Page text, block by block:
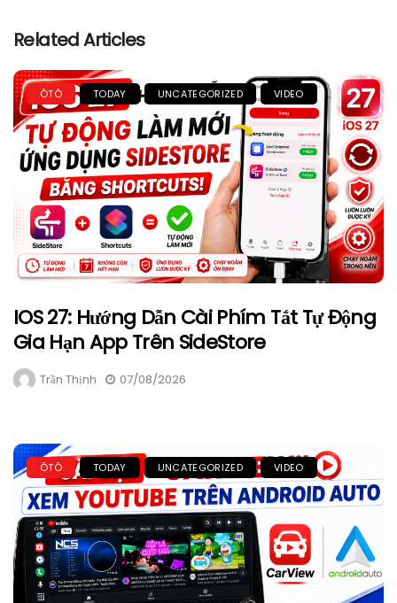
Related Articles
ÔTÔ TODAY UNCATEGORIZED VIDEO
IOS 27: Hướng Dẫn Cài Phím Tắt Tự Động
Gia Hạn App Trên SideStore
Trần Thịnh 07/08/2026
ÔTÔ TODAY UNCATEGORIZED VIDEO